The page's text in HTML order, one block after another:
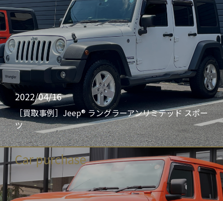
2022/04/16
［買取事例］Jeep® ラングラーアンリミテッド スポー
ツ
Car purchase